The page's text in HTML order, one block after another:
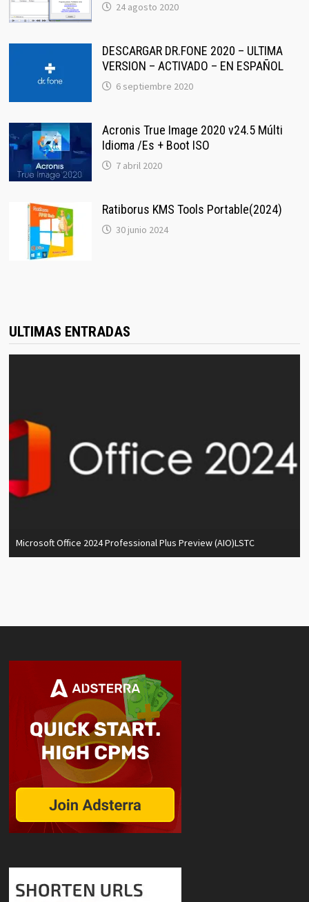
24 agosto 2020
DESCARGAR DR.FONE 2020 – ULTIMA
VERSION – ACTIVADO – EN ESPAÑOL
6 septiembre 2020
Acronis True Image 2020 v24.5 Múlti
Idioma /Es + Boot ISO
7 abril 2020
Ratiborus KMS Tools Portable(2024)
30 junio 2024
ULTIMAS ENTRADAS
Microsoft Office 2024 Professional Plus Preview (AIO)LSTC